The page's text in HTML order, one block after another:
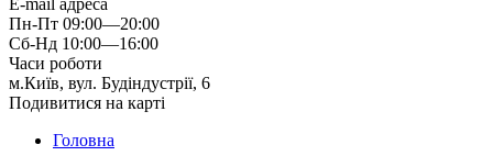
E-mail адреса
Пн-Пт 09:00—20:00
Сб-Нд 10:00—16:00
Часи роботи
м.Київ, вул. Будіндустрії, 6
Подивитися на карті
Головна